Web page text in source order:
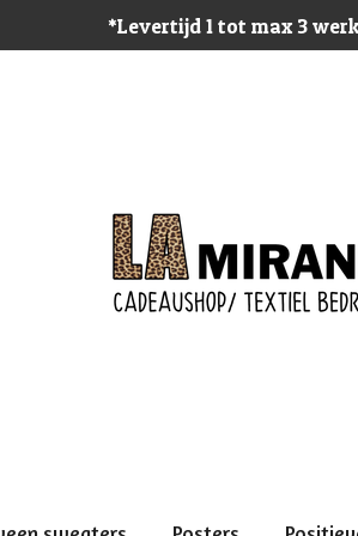
*Levertijd 1 tot max 3